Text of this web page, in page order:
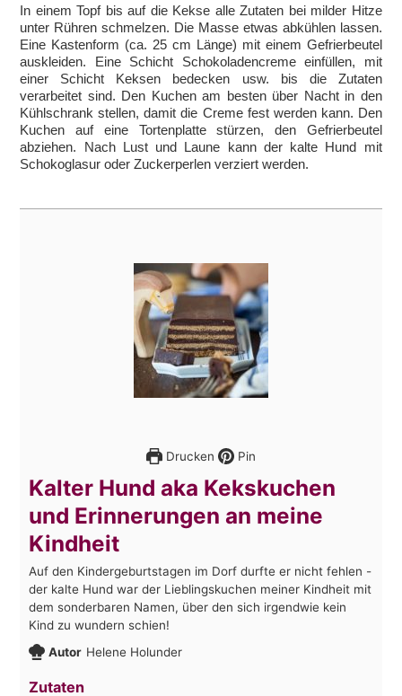
In einem Topf bis auf die Kekse alle Zutaten bei milder Hitze
unter Rühren schmelzen. Die Masse etwas abkühlen lassen.
Eine Kastenform (ca. 25 cm Länge) mit einem Gefrierbeutel
auskleiden. Eine Schicht Schokoladencreme einfüllen, mit
einer Schicht Keksen bedecken usw. bis die Zutaten
verarbeitet sind. Den Kuchen am besten über Nacht in den
Kühlschrank stellen, damit die Creme fest werden kann. Den
Kuchen auf eine Tortenplatte stürzen, den Gefrierbeutel
abziehen. Nach Lust und Laune kann der kalte Hund mit
Schokoglasur oder Zuckerperlen verziert werden.
Drucken Pin
Kalter Hund aka Kekskuchen
und Erinnerungen an meine
Kindheit
Auf den Kindergeburtstagen im Dorf durfte er nicht fehlen -
der kalte Hund war der Lieblingskuchen meiner Kindheit mit
dem sonderbaren Namen, über den sich irgendwie kein
Kind zu wundern schien!
Autor Helene Holunder
Zutaten